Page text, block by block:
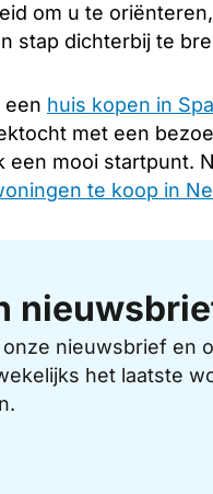
om u te
stap dichterbij te
een huis kopen in
met een
een mooi startpunt.
te koop in
nieuwsbrief en
het laatste